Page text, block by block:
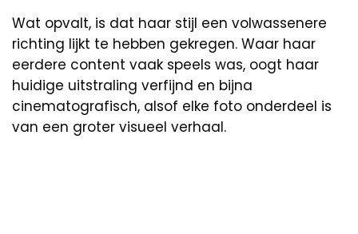
Wat opvalt, is dat haar stijl een volwassenere
richting lijkt te hebben gekregen. Waar haar
eerdere content vaak speels was, oogt haar
huidige uitstraling verfijnd en bijna
cinematografisch, alsof elke foto onderdeel is
van een groter visueel verhaal.